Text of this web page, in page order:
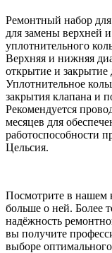
Ремонтный набор
для замены верхней
уплотнительного
Верхняя и нижняя
открытие и закрытие
Уплотнительное
закрытия клапана и
Рекомендуется
месяцев для
работоспособности
Цельсия.
Посмотрите в нашем
больше о ней. Более
надёжность
вы получите
выборе